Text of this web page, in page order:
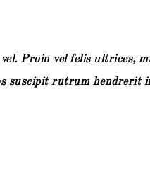
Proin vel felis ultrices,
suscipit rutrum hendrerit